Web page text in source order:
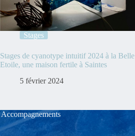
Stages
Stages de cyanotype intuitif 2024 à la Belle
Etoile, une maison fertile à Saintes
5 février 2024
Accompagnements